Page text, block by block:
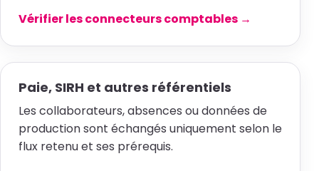
Vérifier les connecteurs comptables →
Paie, SIRH et autres référentiels
Les collaborateurs, absences ou données de
production sont échangés uniquement selon le
flux retenu et ses prérequis.